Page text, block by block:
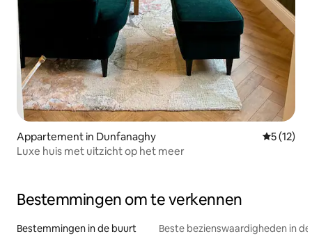
Appartement in Dunfanaghy
5 (12)
Luxe huis met uitzicht op het meer
Bestemmingen om te verkennen
Bestemmingen in de buurt Beste bezienswaardigheden in